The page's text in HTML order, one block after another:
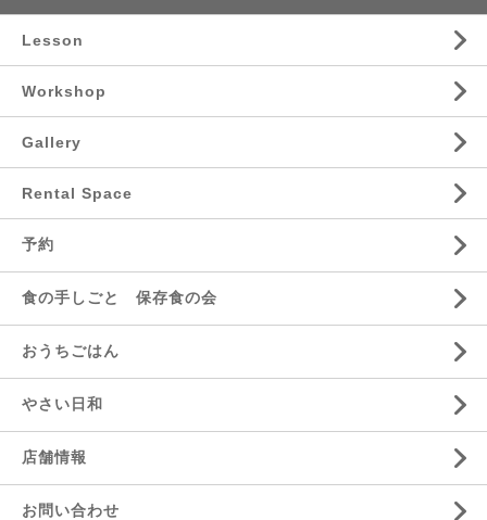
Lesson
Workshop
Gallery
Rental Space
予約
食の手しごと 保存食の会
おうちごはん
やさい日和
店舗情報
お問い合わせ